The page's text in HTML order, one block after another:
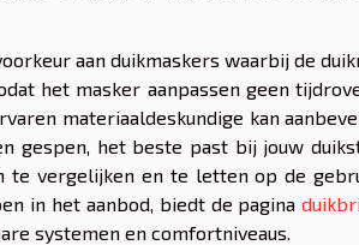
aan duikmaskers waarbij de
het masker aanpassen geen
materiaaldeskundige kan
gespen, het beste past bij jouw
te vergelijken en te letten op de
in het aanbod, biedt de pagina
systemen en comfortniveaus.